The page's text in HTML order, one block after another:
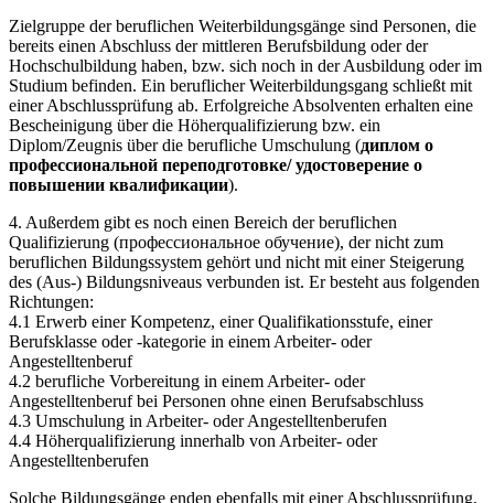
Zielgruppe der beruflichen Weiterbildungsgänge sind Personen, die
bereits einen Abschluss der mittleren Berufsbildung oder der
Hochschulbildung haben, bzw. sich noch in der Ausbildung oder im
Studium befinden. Ein beruflicher Weiterbildungsgang schließt mit
einer Abschlussprüfung ab. Erfolgreiche Absolventen erhalten eine
Bescheinigung über die Höherqualifizierung bzw. ein
Diplom/Zeugnis über die berufliche Umschulung (диплом о
профессиональной переподготовке/ удостоверение о
повышении квалификации).
4. Außerdem gibt es noch einen Bereich der beruflichen
Qualifizierung (профессиональное обучение), der nicht zum
beruflichen Bildungssystem gehört und nicht mit einer Steigerung
des (Aus-) Bildungsniveaus verbunden ist. Er besteht aus folgenden
Richtungen:
4.1 Erwerb einer Kompetenz, einer Qualifikationsstufe, einer
Berufsklasse oder -kategorie in einem Arbeiter- oder
Angestelltenberuf
4.2 berufliche Vorbereitung in einem Arbeiter- oder
Angestelltenberuf bei Personen ohne einen Berufsabschluss
4.3 Umschulung in Arbeiter- oder Angestelltenberufen
4.4 Höherqualifizierung innerhalb von Arbeiter- oder
Angestelltenberufen
Solche Bildungsgänge enden ebenfalls mit einer Abschlussprüfung,